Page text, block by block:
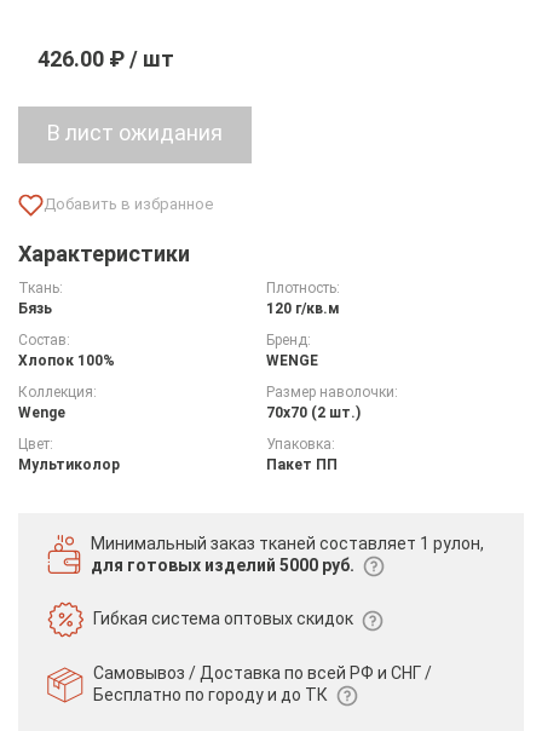
426.00 ₽ / шт
Характеристики
Ткань:
Бязь
Плотность:
120 г/кв.м
Состав:
Хлопок 100%
Бренд:
WENGE
Коллекция:
Wenge
Размер наволочки:
70х70 (2 шт.)
Цвет:
Мультиколор
Упаковка:
Пакет ПП
Минимальный заказ тканей составляет 1 рулон,
для готовых изделий 5000 руб.
Гибкая системаоптовых скидок
Самовывоз / Доставка по всей РФ и СНГ /
Бесплатно по городу и до ТК